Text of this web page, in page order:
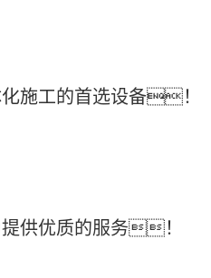
施工的首选设备！
供优质的服务！